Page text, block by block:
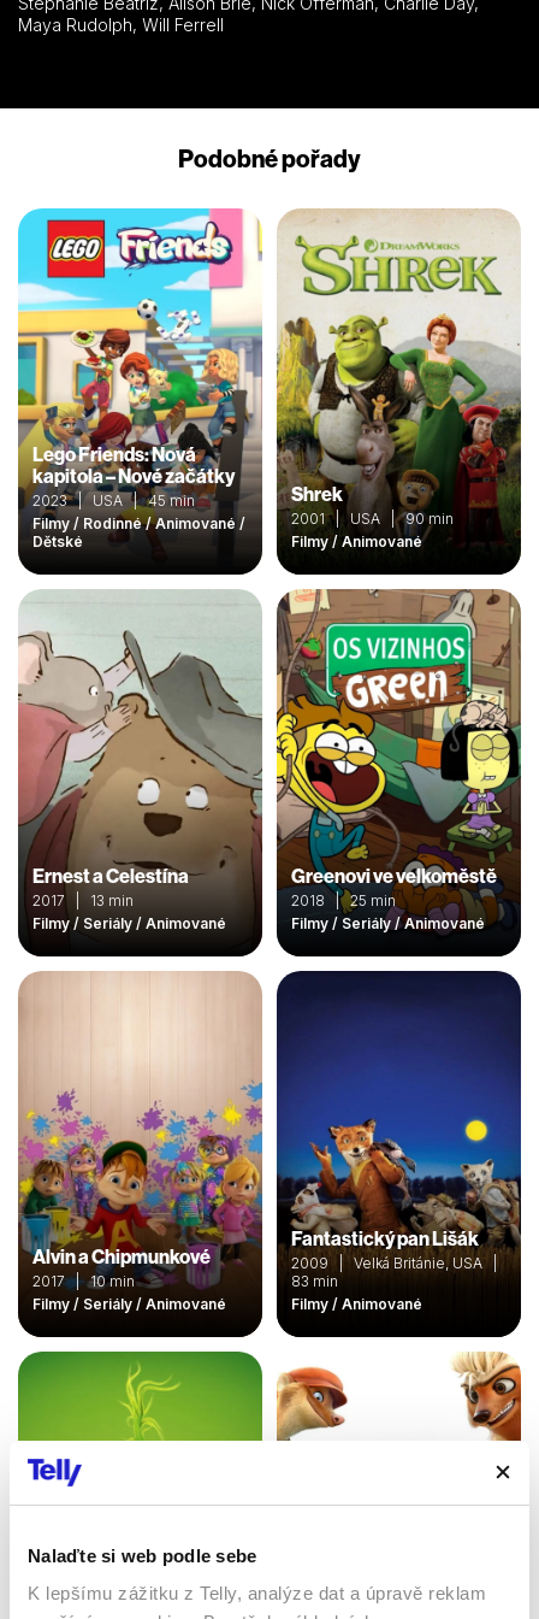
Nalaďte si web podle sebe
K lepšímu zážitku z Telly, analýze dat a úpravě reklam
Maya Rudolph, Will Ferrell
Podobné pořady
Lego Friends: Nová
kapitola – Nové začátky
2023 | USA | 45 min
Filmy / Rodinné / Animované /
Dětské
Shrek
2001 | USA | 90 min
Filmy / Animované
Ernest a Celestína
2017 | 13 min
Filmy / Seriály / Animované
Greenovi ve velkoměstě
2018 | 25 min
Filmy / Seriály / Animované
Alvin a Chipmunkové
2017 | 10 min
Filmy / Seriály / Animované
Fantastický pan Lišák
2009 | Velká Británie, USA |
83 min
Filmy / Animované